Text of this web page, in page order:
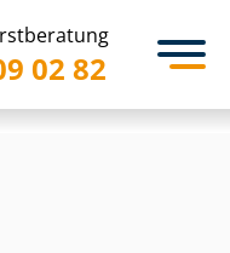
02 82